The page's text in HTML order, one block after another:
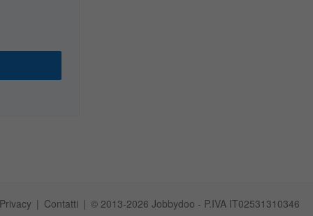
Privacy Contatti © 2013-2026 Jobbydoo - P.IVA IT02531310346